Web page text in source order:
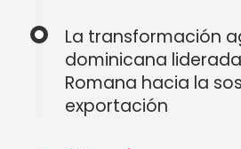
La transformación
dominicana
Romana hacia la
exportación